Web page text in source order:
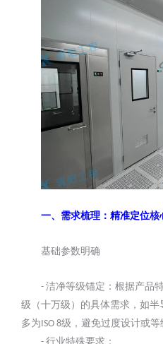
一、需求梳理：精准定位核
基础参数明确
- 洁净等级锚定：根据产品
级（十万级）的具体需求，如半
多为ISO 8级，避免过度设计或等
行业特殊要求：